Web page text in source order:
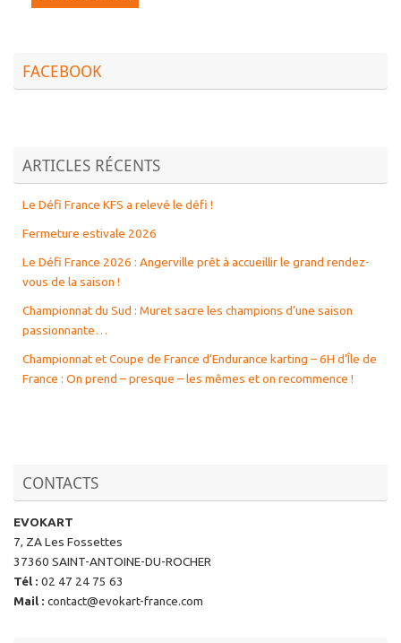
FACEBOOK
ARTICLES RÉCENTS
Le Défi France KFS a relevé le défi !
Fermeture estivale 2026
Le Défi France 2026 : Angerville prêt à accueillir le grand rendez-
vous de la saison !
Championnat du Sud : Muret sacre les champions d’une saison
passionnante…
Championnat et Coupe de France d’Endurance karting – 6H d’Île de
France : On prend – presque – les mêmes et on recommence !
CONTACTS
EVOKART
7, ZA Les Fossettes
37360 SAINT-ANTOINE-DU-ROCHER
Tél : 02 47 24 75 63
Mail : contact@evokart-france.com